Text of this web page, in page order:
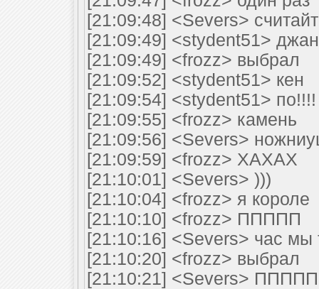
[21:09:48] <Severs>
[21:09:49] <stydent51> джан
[21:09:49] <frozz> выбрал
[21:09:52] <stydent51> кен
[21:09:54] <stydent51> по!!!!
[21:09:55] <frozz> камень
[21:09:56] <Severs>
[21:09:59] <frozz> ХАХАХ
[21:10:01] <Severs> )))
[21:10:04] <frozz> я короле
[21:10:10] <frozz> ППППП
[21:10:16] <Severs> час мы
[21:10:20] <frozz> выбрал
[21:10:21] <Severs> ППППП